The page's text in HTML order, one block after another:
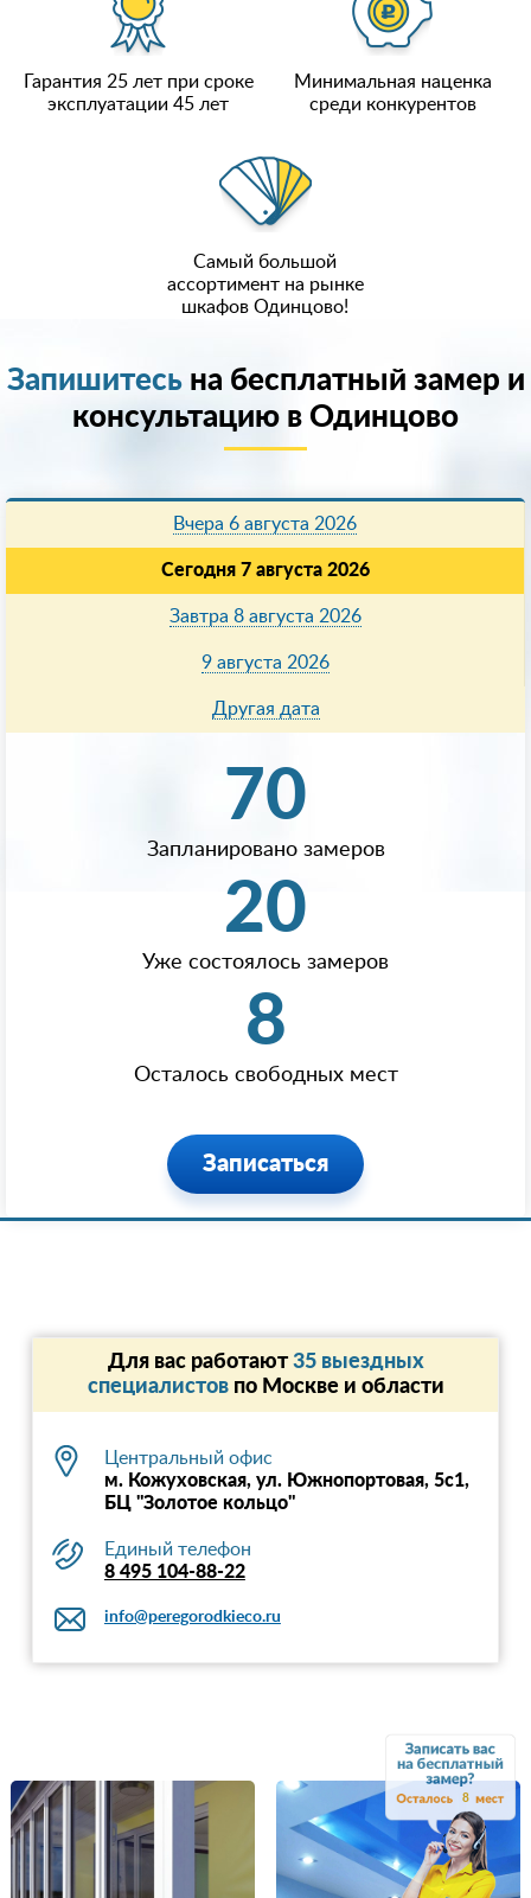
8
Гарантия 25 лет при сроке
эксплуатации 45 лет
Минимальная наценка
среди конкурентов
Самый большой
ассортимент на рынке
шкафов Одинцово!
Запишитесьна бесплатный замер и
консультацию в Одинцово
Вчера 6 августа 2026
Сегодня 7 августа 2026
Завтра 8 августа 2026
9 августа 2026
Другая дата
70
Запланировано замеров
20
Уже состоялось замеров
8
Осталось свободных мест
Записаться
Для вас работают35 выездных
специалистовпо Москве и области
Центральный офис
м. Кожуховская, ул. Южнопортовая, 5с1,
БЦ "Золотое кольцо"
Единый телефон
8 495 104-88-22
info@peregorodkieco.ru